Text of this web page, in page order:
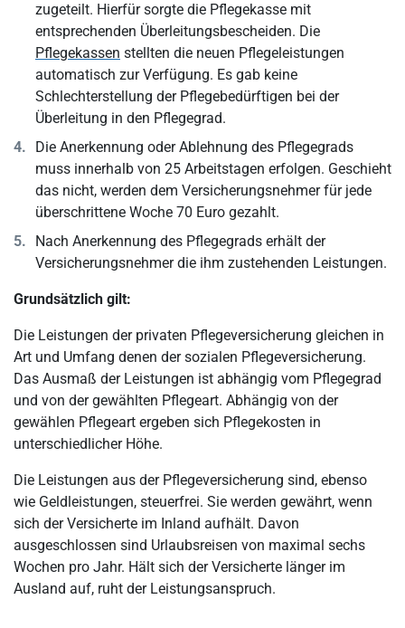
zugeteilt. Hierfür sorgte die Pflegekasse mit
entsprechenden Überleitungsbescheiden. Die
Pflegekassen stellten die neuen Pflegeleistungen
automatisch zur Verfügung. Es gab keine
Schlechterstellung der Pflegebedürftigen bei der
Überleitung in den Pflegegrad.
Die Anerkennung oder Ablehnung des Pflegegrads
muss innerhalb von 25 Arbeitstagen erfolgen. Geschieht
das nicht, werden dem Versicherungsnehmer für jede
überschrittene Woche 70 Euro gezahlt.
Nach Anerkennung des Pflegegrads erhält der
Versicherungsnehmer die ihm zustehenden Leistungen.
Grundsätzlich gilt:
Die Leistungen der privaten Pflegeversicherung gleichen in
Art und Umfang denen der sozialen Pflegeversicherung.
Das Ausmaß der Leistungen ist abhängig vom Pflegegrad
und von der gewählten Pflegeart. Abhängig von der
gewählen Pflegeart ergeben sich Pflegekosten in
unterschiedlicher Höhe.
Die Leistungen aus der Pflegeversicherung sind, ebenso
wie Geldleistungen, steuerfrei. Sie werden gewährt, wenn
sich der Versicherte im Inland aufhält. Davon
ausgeschlossen sind Urlaubsreisen von maximal sechs
Wochen pro Jahr. Hält sich der Versicherte länger im
Ausland auf, ruht der Leistungsanspruch.